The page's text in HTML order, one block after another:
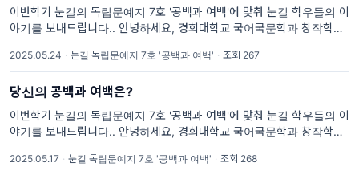
이번학기 눈길의 독립문예지 7호 '공백과 여백'에 맞춰 눈길 학우들의 이
야기를 보내드립니다.. 안녕하세요, 경희대학교 국어국문학과 창작학회
들을 출판으로 아름답게 피워내기를 바라며 매학기 독립문예지를
2025.05.24 · 눈길 독립문예지 7호 '공백과 여백' · 조회 267
당신의 공백과 여백은?
이번학기 눈길의 독립문예지 7호 '공백과 여백'에 맞춰 눈길 학우들의 이
야기를 보내드립니다.. 안녕하세요, 경희대학교 국어국문학과 창작학회
들을 출판으로 아름답게 피워내기를 바라며 매학기 독립문예지를
2025.05.17 · 눈길 독립문예지 7호 '공백과 여백' · 조회 268